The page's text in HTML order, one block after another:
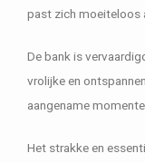
past zich moeiteloos
De bank is
vrolijke en
aangename
Het strakke en